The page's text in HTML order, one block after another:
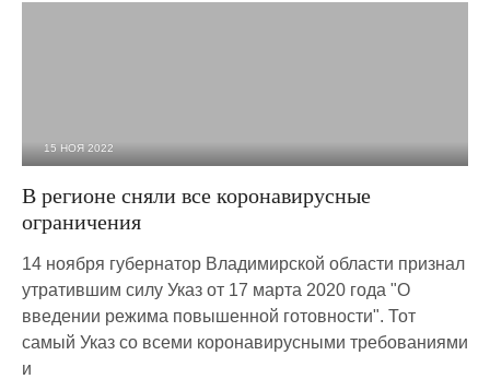
15 НОЯ 2022
В регионе сняли все коронавирусные
ограничения
14 ноября губернатор Владимирской области признал
утратившим силу Указ от 17 марта 2020 года "О
введении режима повышенной готовности". Тот
самый Указ со всеми коронавирусными требованиями
и